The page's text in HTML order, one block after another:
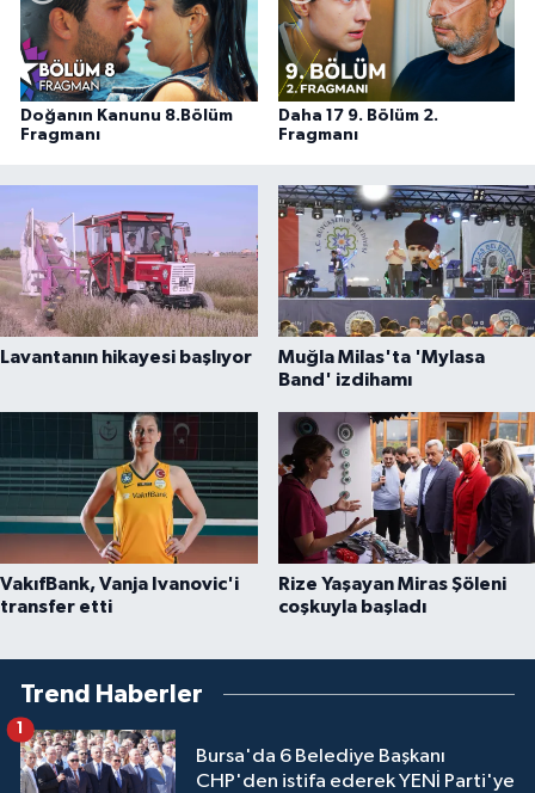
Doğanın Kanunu 8.Bölüm
Fragmanı
Daha 17 9. Bölüm 2.
Fragmanı
Lavantanın hikayesi başlıyor
Muğla Milas'ta 'Mylasa
Band' izdihamı
VakıfBank, Vanja Ivanovic'i
transfer etti
Rize Yaşayan Miras Şöleni
coşkuyla başladı
Trend Haberler
Bursa'da 6 Belediye Başkanı
CHP'den istifa ederek YENİ Parti'ye
1